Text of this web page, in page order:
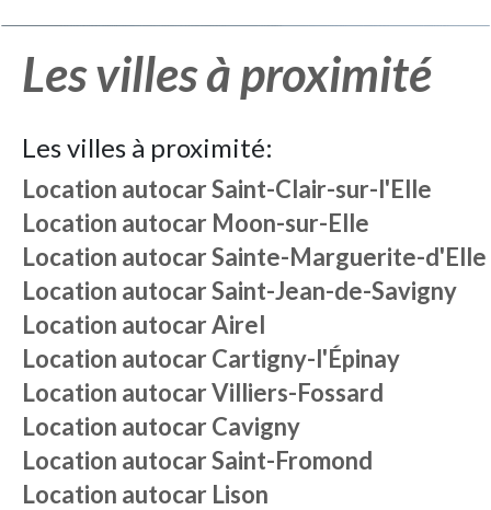
Les villes à proximité
Les villes à proximité:
Location autocarSaint-Clair-sur-l'Elle
Location autocar Moon-sur-Elle
Location autocarSainte-Marguerite-d'Elle
Location autocarSaint-Jean-de-Savigny
Location autocarAirel
Location autocarCartigny-l'Épinay
Location autocarVilliers-Fossard
Location autocarCavigny
Location autocarSaint-Fromond
Location autocar Lison